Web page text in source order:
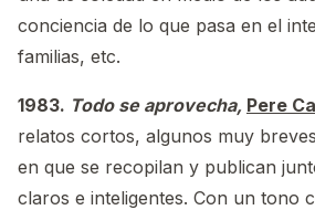
conciencia de lo que pasa en el
familias, etc.
1983. Todo se aprovecha, Pere
relatos cortos, algunos muy
en que se recopilan y publican
claros e inteligentes. Con un tono